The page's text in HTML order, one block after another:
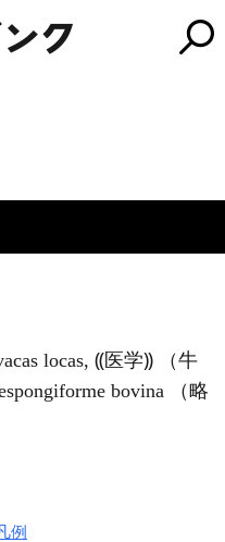
locas, ⸨医学⸩ （牛
bovina （略
例